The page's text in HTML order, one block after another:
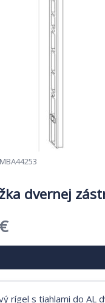
MBA44253
dvernej
€Aktuálna
cena
je:
2,50 €.